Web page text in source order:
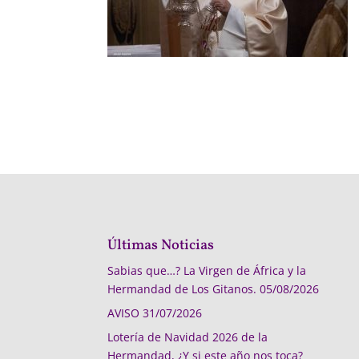
Últimas Noticias
Sabias que…? La Virgen de África y la
Hermandad de Los Gitanos. 05/08/2026
AVISO 31/07/2026
Lotería de Navidad 2026 de la
Hermandad, ¿Y si este año nos toca?